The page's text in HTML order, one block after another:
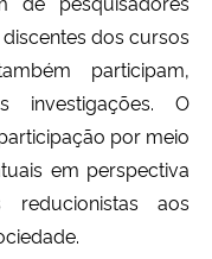
discentes dos cursos
participam,
investigações. O
por meio
em perspectiva
reducionistas aos